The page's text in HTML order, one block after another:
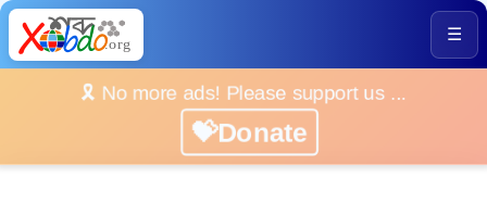
☰
🎗️ No more ads! Please support us ...
💝Donate